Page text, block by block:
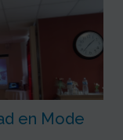
en Mode